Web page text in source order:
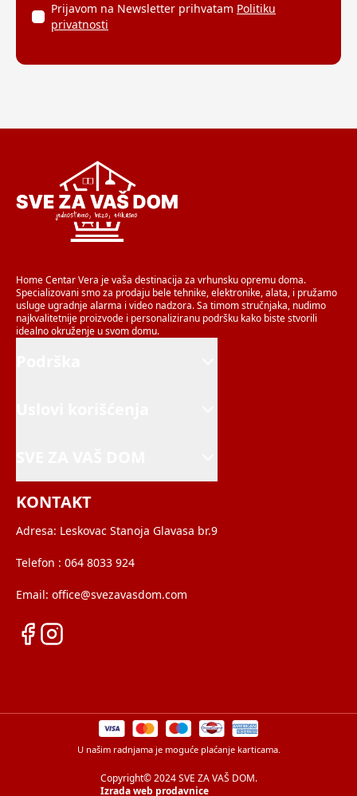
Prijavom na Newsletter prihvatam Politiku
privatnosti
Home Centar Vera je vaša destinacija za vrhunsku opremu doma.
Specializovani smo za prodaju bele tehnike, elektronike, alata, i pružamo
usluge ugradnje alarma i video nadzora. Sa timom stručnjaka, nudimo
najkvalitetnije proizvode i personaliziranu podršku kako biste stvorili
idealno okruženje u svom domu.
KONTAKT
Adresa: Leskovac Stanoja Glavasa br.9
Telefon : 064 8033 924
Email: office@svezavasdom.com
U našim radnjama je moguće plaćanje karticama.
Copyright© 2024 SVE ZA VAŠ DOM.
Izrada web prodavnice